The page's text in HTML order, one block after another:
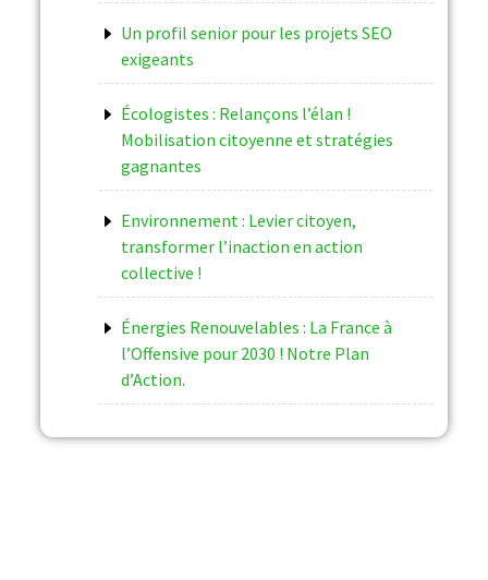
Un profil senior pour les projets SEO
exigeants
Écologistes : Relançons l’élan !
Mobilisation citoyenne et stratégies
gagnantes
Environnement : Levier citoyen,
transformer l’inaction en action
collective !
Énergies Renouvelables : La France à
l’Offensive pour 2030 ! Notre Plan
d’Action.